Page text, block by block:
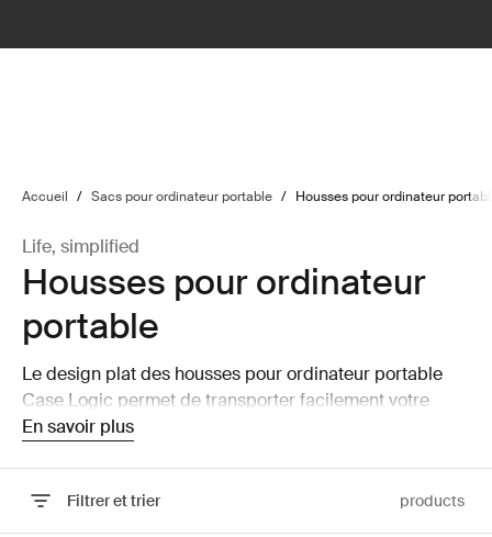
Accueil / Sacs pour ordinateur portable / Housses pour ordinateur
Life, simplified
Housses pour ordinateur
portable
Le design plat des housses pour ordinateur portable
Case Logic permet de transporter facilement votre
ordinateur portable seul ou de la ranger dans un sac
En savoir plus
Filtrer et trier products